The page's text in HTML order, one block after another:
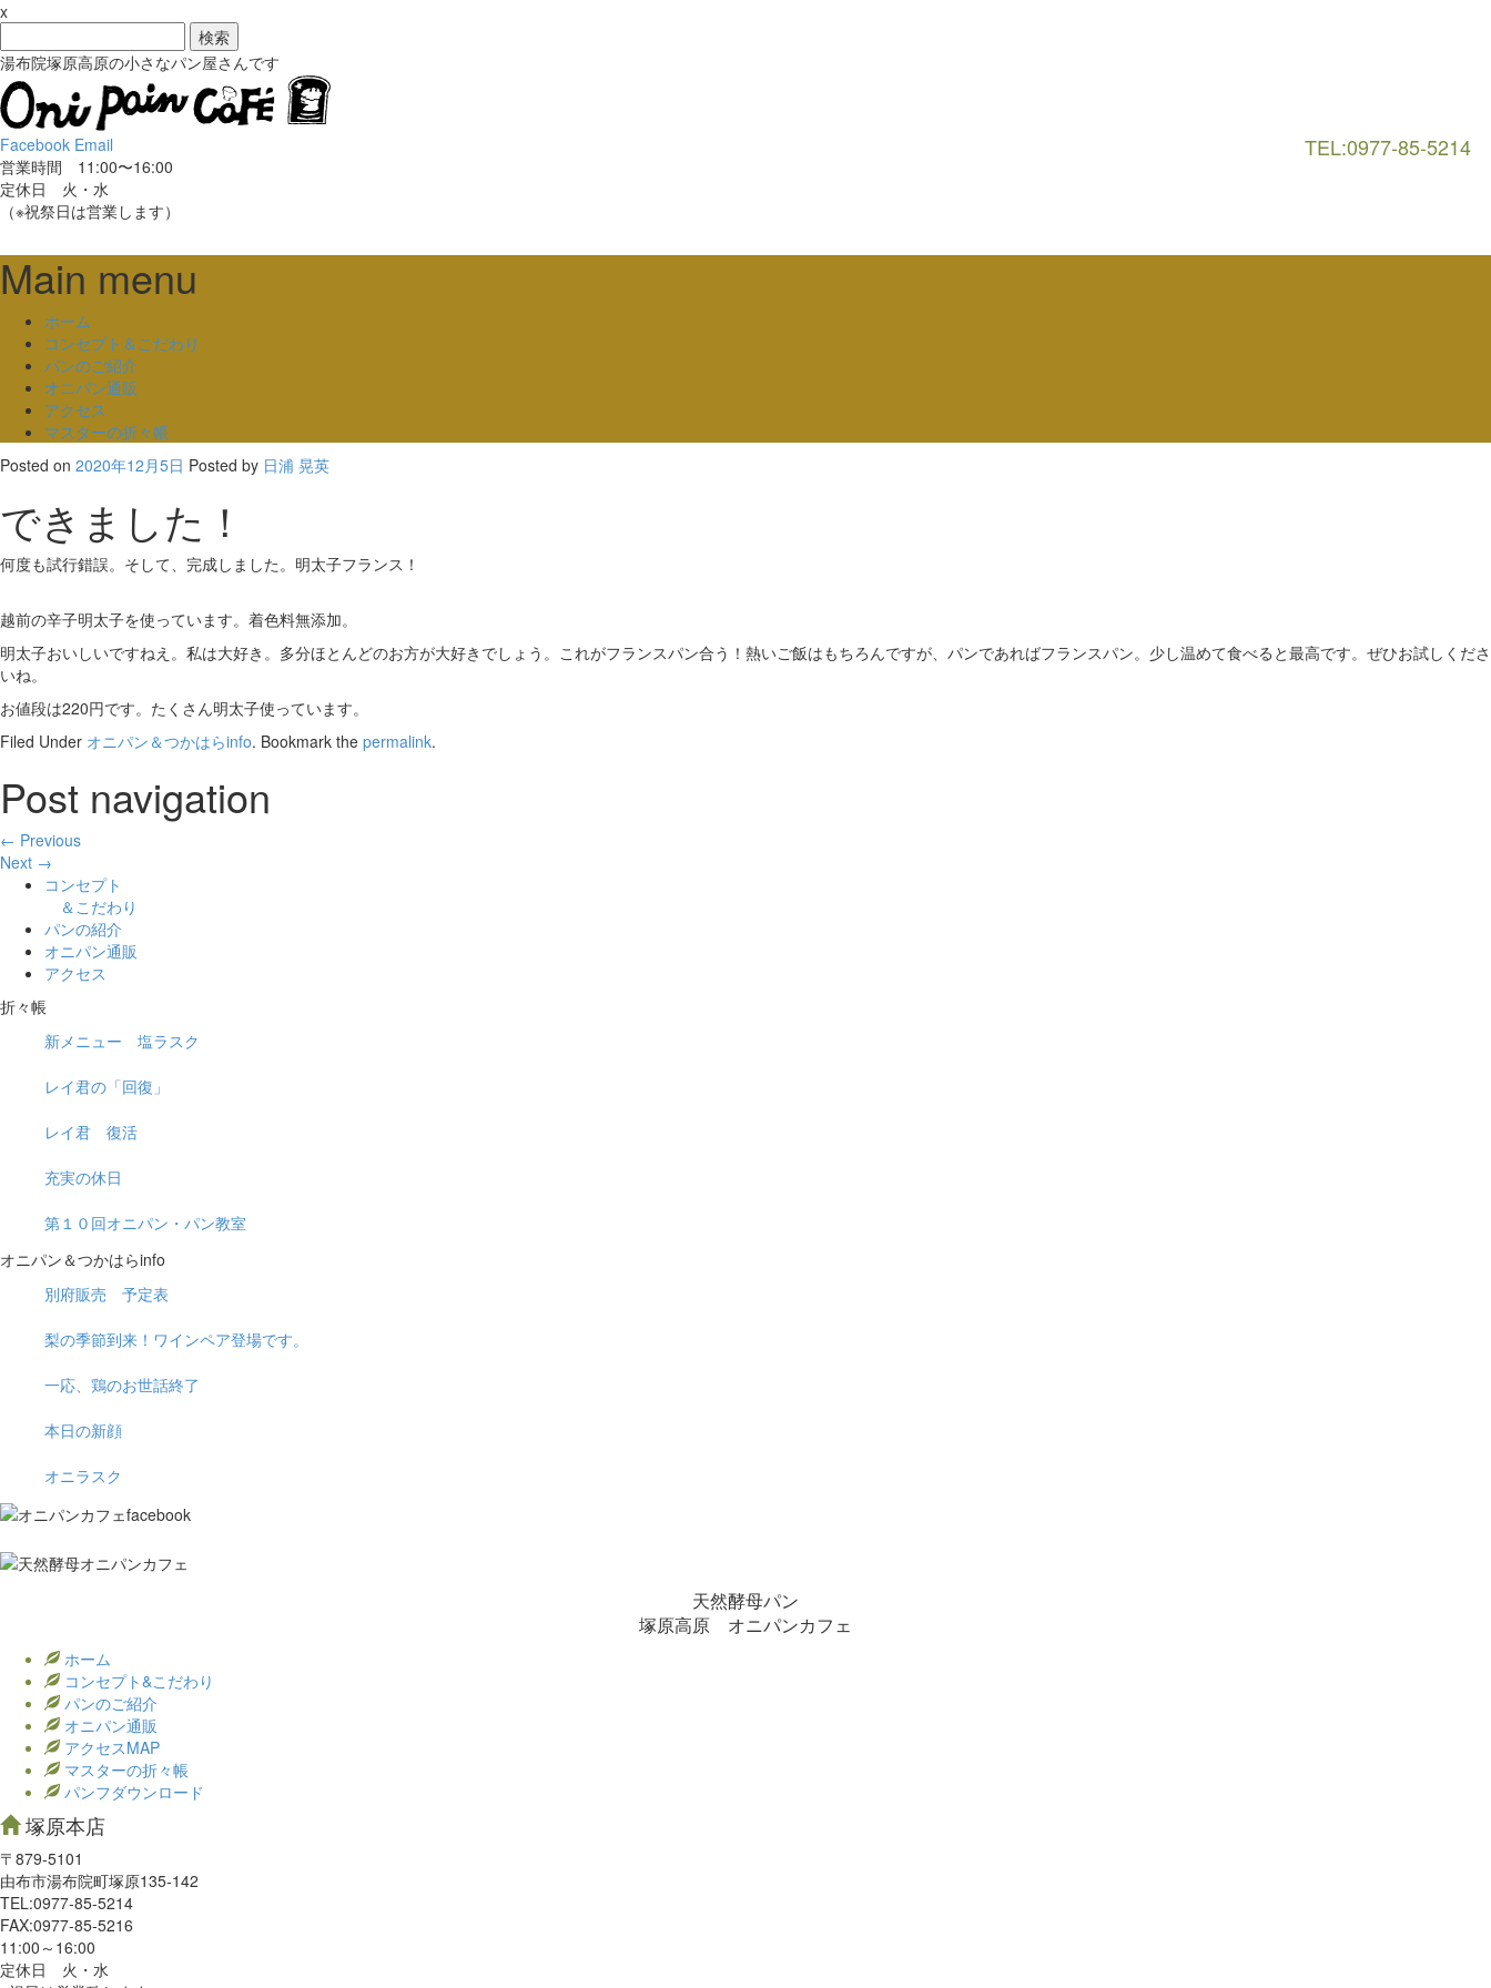
x
索:
湯布院塚原高原の小さなパン屋さんです
TEL:0977-85-5214
Facebook Email
営業時間 11:00〜16:00
定休日 火・水
（※祝祭日は営業します）
Main menu
Skip
content
ホーム
コンセプト＆こだわり
パンのご紹介
オニパン通販
アクセス
マスターの折々帳
Posted on 2020年12月5日 Posted by 日浦 晃英
できました！
何度も試行錯誤。そして、完成しました。明太子フランス！
越前の辛子明太子を使っています。着色料無添加。
明太子おいしいですねえ。私は大好き。多分ほとんどのお方が大好きでしょう。これがフランスパン合う！熱いご飯はもちろんですが、パンであればフランスパン。少し温めて食べると最高です。ぜひお試しくださ
いね。
お値段は220円です。たくさん明太子使っています。
Filed Under オニパン＆つかはらinfo. Bookmark the permalink.
Post navigation
← Previous
Next →
コンセプト
＆こだわり
パンの紹介
オニパン通販
アクセス
折々帳
新メニュー 塩ラスク
レイ君の「回復」
レイ君 復活
充実の休日
第１０回オニパン・パン教室
オニパン＆つかはらinfo
別府販売 予定表
梨の季節到来！ワインペア登場です。
一応、鶏のお世話終了
本日の新顔
オニラスク
天然酵母パン
塚原高原 オニパンカフェ
ホーム
コンセプト&こだわり
パンのご紹介
オニパン通販
アクセスMAP
マスターの折々帳
パンフダウンロード
塚原本店
〒879-5101
由布市湯布院町塚原135-142
TEL:0977‐85-5214
FAX:0977‐85-5216
11:00～16:00
定休日 火・水